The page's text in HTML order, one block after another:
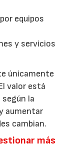
equipos
y servicios
únicamente
valor está
la
aumentar
cambian.
más